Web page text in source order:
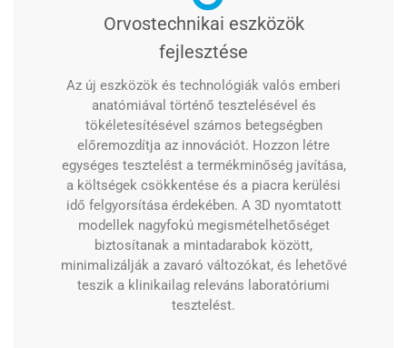
Orvostechnikai eszközök
fejlesztése
Az új eszközök és technológiák valós emberi
anatómiával történő tesztelésével és
tökéletesítésével számos betegségben
előremozdítja az innovációt. Hozzon létre
egységes tesztelést a termékminőség javítása,
a költségek csökkentése és a piacra kerülési
idő felgyorsítása érdekében. A 3D nyomtatott
modellek nagyfokú megismételhetőséget
biztosítanak a mintadarabok között,
minimalizálják a zavaró változókat, és lehetővé
teszik a klinikailag releváns laboratóriumi
tesztelést.